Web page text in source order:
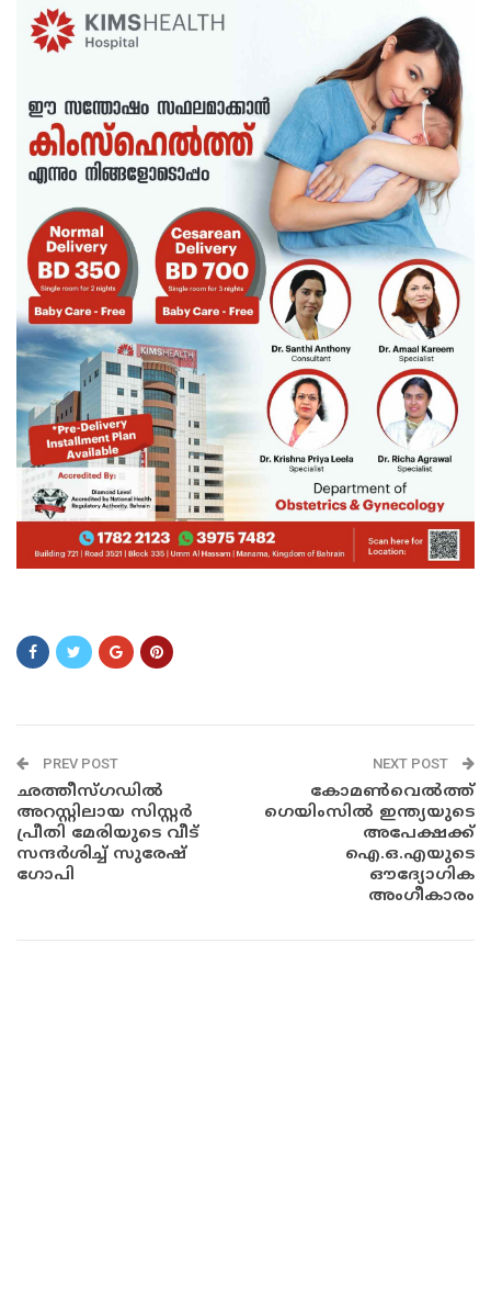
PREV POST
ഛത്തീസ്ഗഡിൽ
അറസ്റ്റിലായ സിസ്റ്റർ
പ്രീതി മേരിയുടെ വീട്
സന്ദർശിച്ച് സുരേഷ്
ഗോപി
NEXT POST
കോമൺ‌വെൽത്ത്
ഗെയിംസിൽ ഇന്ത്യയുടെ
അപേക്ഷക്ക്
ഐ‌.ഒ‌.എയുടെ
ഔദ്യോഗിക
അംഗീകാരം